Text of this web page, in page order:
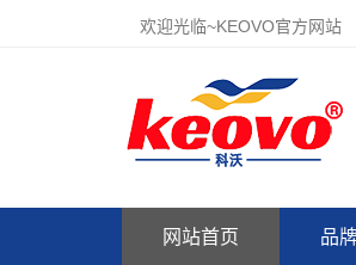
欢迎光临~KEOVO官方网站
网站首页 品